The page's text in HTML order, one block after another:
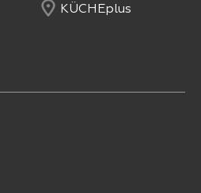
KÜCHEplus